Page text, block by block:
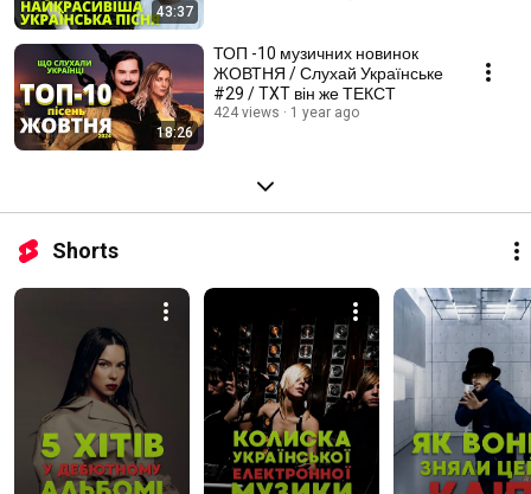
43:37
18:26
ТОП -10 музичних новинок
ЖОВТНЯ / Слухай Українське
#29 / TXT він же ТЕКСТ
424 views 1 year ago
Shorts